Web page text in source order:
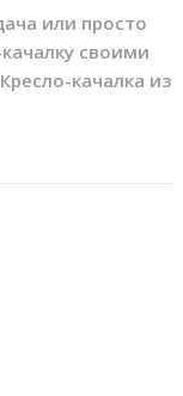
или просто
своими
качалка из